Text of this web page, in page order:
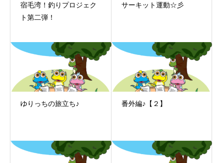
宿毛湾！釣りプロジェク
ト第二弾！
サーキット運動☆彡
ゆりっちの旅立ち♪ 番外編♪【２】